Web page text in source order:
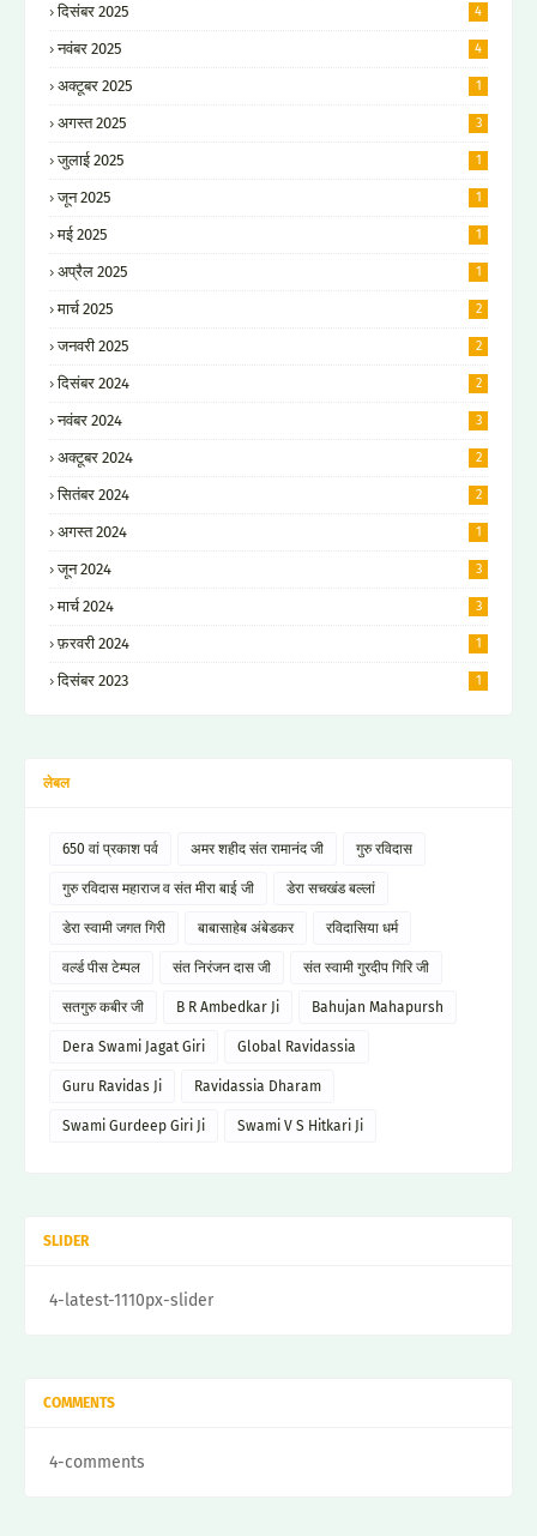
दिसंबर 2025 4
नवंबर 2025 4
अक्टूबर 2025 1
अगस्त 2025 3
जुलाई 2025 1
जून 2025 1
मई 2025 1
अप्रैल 2025 1
मार्च 2025 2
जनवरी 2025 2
दिसंबर 2024 2
नवंबर 2024 3
अक्टूबर 2024 2
सितंबर 2024 2
अगस्त 2024 1
जून 2024 3
मार्च 2024 3
फ़रवरी 2024 1
दिसंबर 2023 1
लेबल
650 वां प्रकाश पर्व अमर शहीद संत रामानंद जी गुरु रविदास
गुरु रविदास महाराज व संत मीरा बाई जी डेरा सचखंड बल्लां
डेरा स्वामी जगत गिरी बाबासाहेब अंबेडकर रविदासिया धर्म
वर्ल्ड पीस टेम्पल संत निरंजन दास जी संत स्वामी गुरदीप गिरि जी
सतगुरु कबीर जी B R Ambedkar Ji Bahujan Mahapursh
Dera Swami Jagat Giri Global Ravidassia
Guru Ravidas Ji Ravidassia Dharam
Swami Gurdeep Giri Ji Swami V S Hitkari Ji
SLIDER
4-latest-1110px-slider
COMMENTS
4-comments